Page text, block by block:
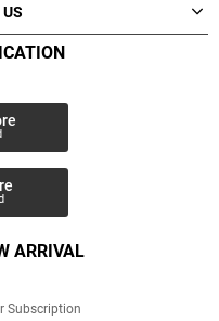
ARRIVAL
Subscription